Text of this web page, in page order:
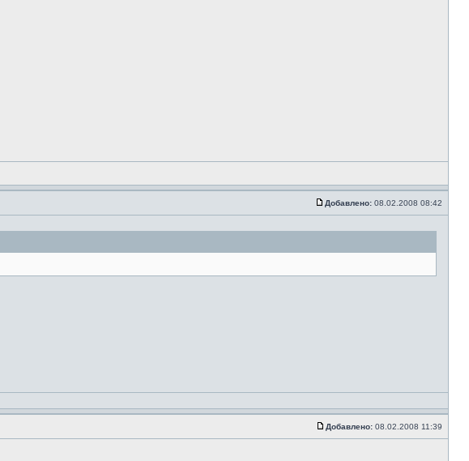
Добавлено: 08.02.2008 08:42
Добавлено: 08.02.2008 11:39